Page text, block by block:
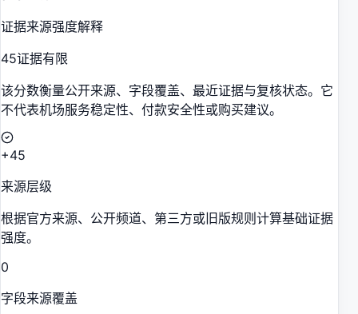
证据来源强度解释
45证据有限
该分数衡量公开来源、字段覆盖、最近证据与复核状态。它
不代表机场服务稳定性、付款安全性或购买建议。
+45
来源层级
根据官方来源、公开频道、第三方或旧版规则计算基础证据
强度。
0
字段来源覆盖